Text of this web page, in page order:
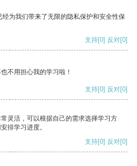
为我们带来了无限的隐私保护和安全性保
支持[0] 反对[0]
不用担心我的学习啦！
支持[0] 反对[0]
灵活，可以根据自己的需求选择学习方
排学习进度。
支持[0] 反对[0]